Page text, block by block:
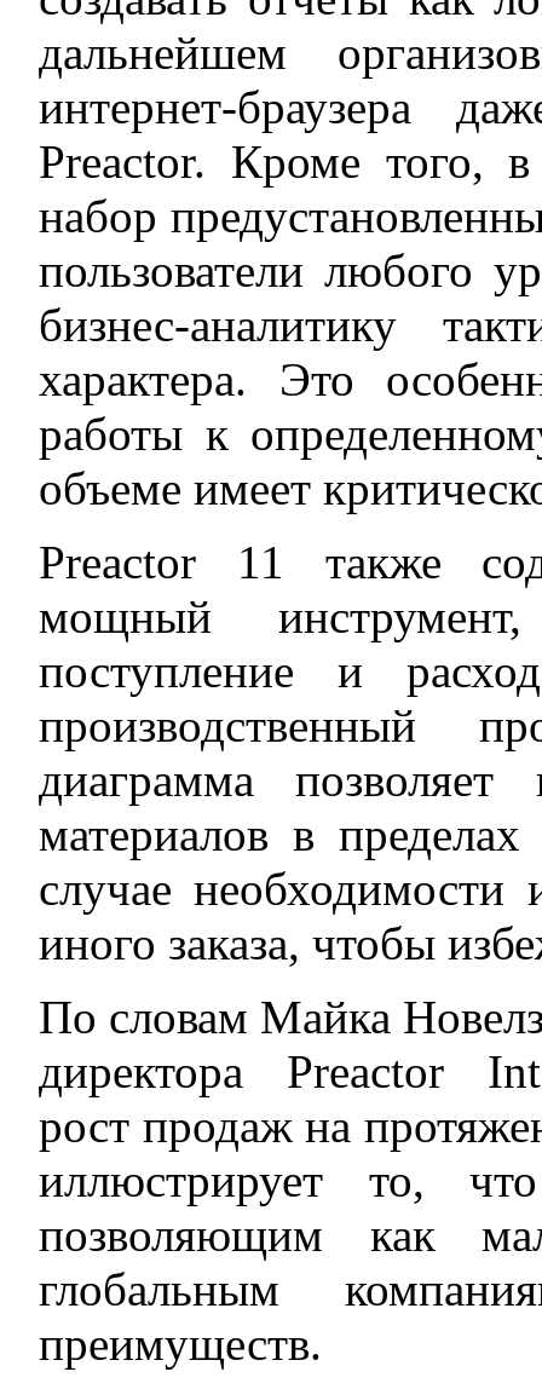
дальнейшем
интернет-браузера
Preactor. Кроме того,
набор
пользователи любого
бизнес-аналитику
характера. Это
работы к
объеме имеет
Preactor 11 также
мощный
поступление и
производственный
диаграмма позволяет
материалов в
случае необходимости
иного заказа, чтобы
По словам Майка
директора Preactor
рост продаж на
иллюстрирует то,
позволяющим как
глобальным
преимуществ.